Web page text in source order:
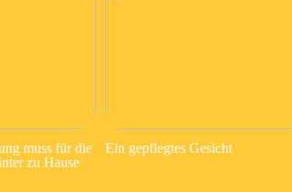
muss für die
zu Hause
Ein gepflegtes Gesicht